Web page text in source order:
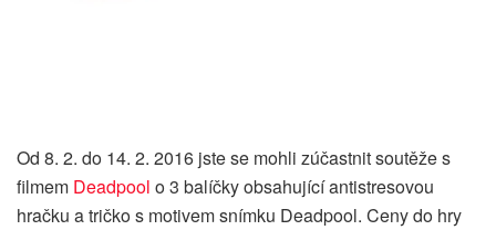
Od 8. 2. do 14. 2. 2016 jste se mohli zúčastnit soutěže s
filmem Deadpool o 3 balíčky obsahující antistresovou
hračku a tričko s motivem snímku Deadpool. Ceny do hry